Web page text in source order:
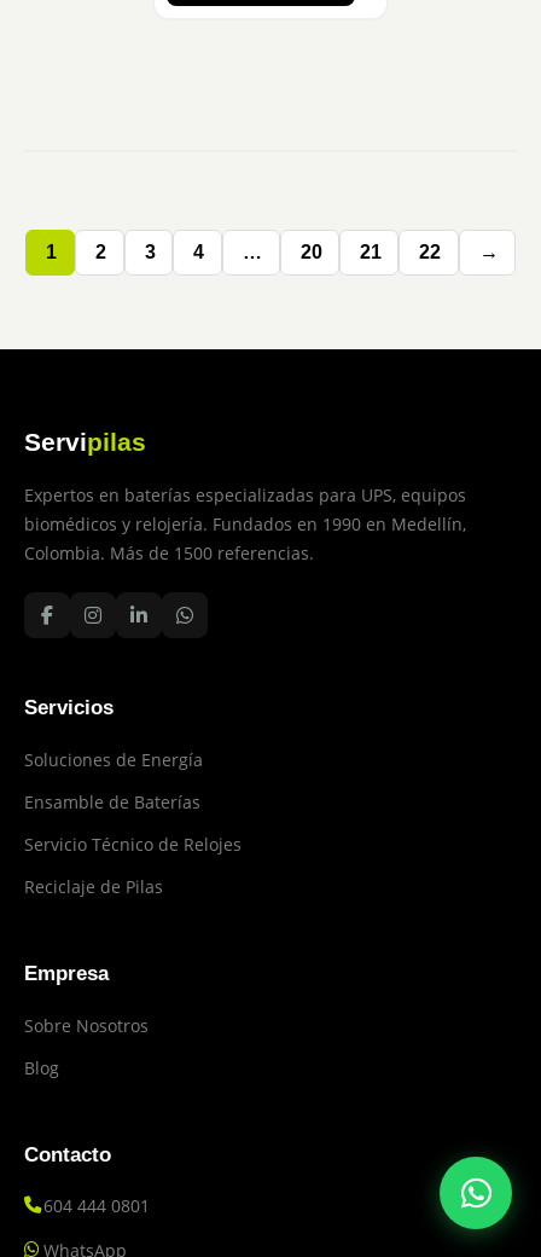
1 2 3 4 … 20 21 22 →
Servipilas
Expertos en baterías especializadas para UPS, equipos
biomédicos y relojería. Fundados en 1990 en Medellín,
Colombia. Más de 1500 referencias.
Servicios
Soluciones de Energía
Ensamble de Baterías
Servicio Técnico de Relojes
Reciclaje de Pilas
Empresa
Sobre Nosotros
Blog
Contacto
604 444 0801
WhatsApp